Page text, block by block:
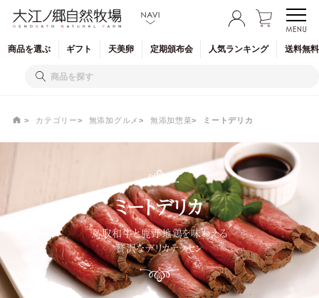
商品を選ぶ ギフト 天美卵 定期頒布会 人気ランキング 送料無
カテゴリー 無添加グルメ 無添加惣菜 ミートデリカ
ミートデリカ
鳥取和牛と鹿野地鶏を味わえる
贅沢なデリカテッセン